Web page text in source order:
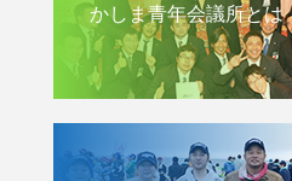
かしま青年会議所とは